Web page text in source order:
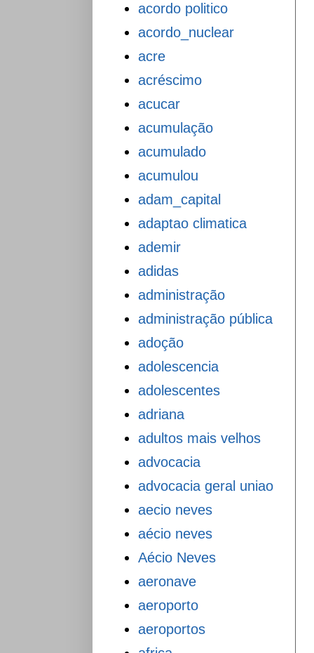
acordo politico
acordo_nuclear
acre
acréscimo
acucar
acumulação
acumulado
acumulou
adam_capital
adaptao climatica
ademir
adidas
administração
administração pública
adoção
adolescencia
adolescentes
adriana
adultos mais velhos
advocacia
advocacia geral uniao
aecio neves
aécio neves
Aécio Neves
aeronave
aeroporto
aeroportos